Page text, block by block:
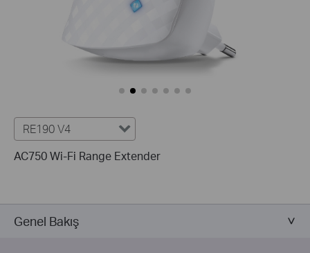
RE190 V4
AC750 Wi-Fi Range Extender
Genel Bakış